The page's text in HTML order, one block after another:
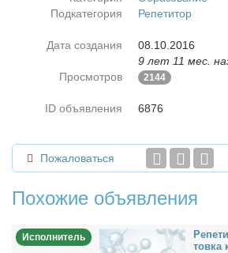
Подкатегория
Репетитор
Дата создания
08.10.2016
9 лет 11 мес.
Просмотров
2144
ID объявления 6876
Пожаловаться
Похожие объявления
Исполнитель
тов­ка